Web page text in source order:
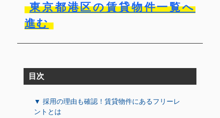
東京都港区の賃貸物件一覧へ
進む
目次
▼ 採用の理由も確認！賃貸物件にあるフリーレ
ントとは